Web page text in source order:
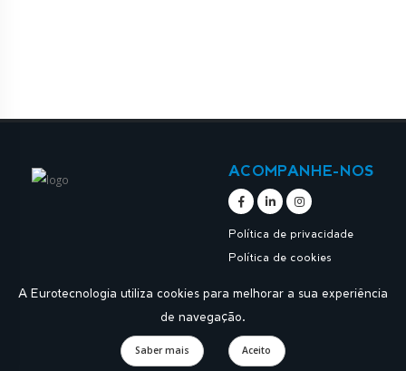
A Eurotecnologia utiliza cookies para melhorar a sua experiência
de navegação.
Saber mais Aceito
ACOMPANHE-NOS
Política de privacidade
Política de cookies
Designed by